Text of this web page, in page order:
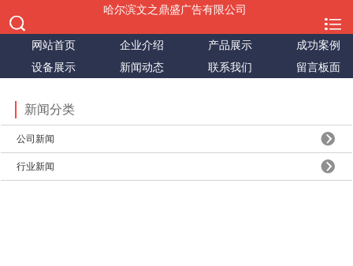
哈尔滨文之鼎盛广告有限公司
网站首页 企业介绍 产品展示
成功案例
设备展示
新闻动态 联系我们 留言板面
新闻分类
公司新闻
行业新闻